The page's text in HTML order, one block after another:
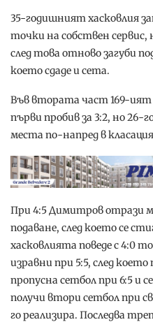
35-годишният хасковлия
точки на собствен сервис,
след това отново загуби
което сдаде и сета.
Във втората част 169-ият
първи пробив за 3:2, но
места по-напред в
При 4:5 Димитров отрази
подаване, след което се
хасковлията поведе с 4:0
изравни при 5:5, след
пропусна сетбол при 6:5 и
получи втори сетбол при
го реализира. Последва